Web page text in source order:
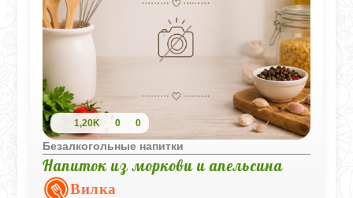
1,20K 0 0
Безалкогольные напитки
Напиток из моркови и апельсина
Вилка